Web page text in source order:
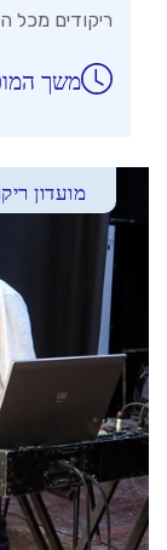
ריקודים מכל
משך המופע:
מועדון